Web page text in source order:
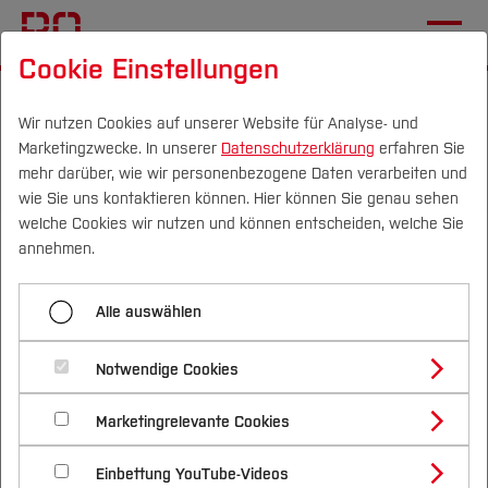
Campus Personen DE|EN Quicklinks
Studium
Studienangebote
Bachelorstudiengänge
Masterstudiengänge
Vor dem Studium
Bewerben & Einschreiben
Bewerbungsportal
Im Studium
Studienbüros und Prüfungen
Nach dem Studium
Forschung & Transfer
Profil
Forschungs- und Transferprofil
Schwerpunkte (FuT)
Beratung & Förderung
Nachhaltigkeit
Nachhaltigkeit studieren
International
Fachgebiete
Integratives Institut Nachhaltige Entwicklung
Projekte
Herzlichen Dank...
Nachbarschaftstreffen Hamme
am 30.06.2020.
Wir freuen ins auf Ihre Teilnahme im digitalen
Nachbarschaftstreffen!
Cookie Einstellungen
Wir nutzen Cookies auf unserer Website für Analyse- und
Marketingzwecke. In unserer Datenschutzerklärung erfahren Sie
mehr darüber, wie wir personenbezogene Daten verarbeiten und
wie Sie uns kontaktieren können. Hier können Sie genau sehen
welche Cookies wir nutzen und können entscheiden, welche Sie
annehmen.
Alle auswählen
Notwendige Cookies
Marketingrelevante Cookies
Einbettung YouTube-Videos